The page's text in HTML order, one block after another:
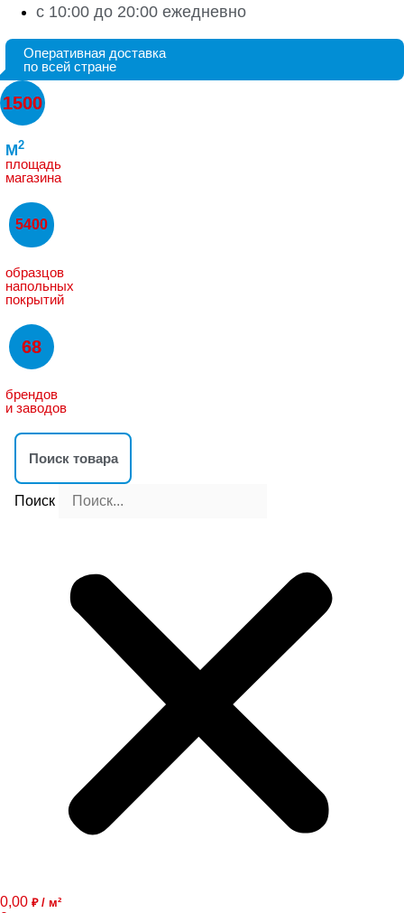
с 10:00 до 20:00 ежедневно
Оперативная доставка
по всей стране
1500
M2
площадь
магазина
5400
образцов
напольных
покрытий
68
брендов
и заводов
Поиск
0,00 ₽ / м²